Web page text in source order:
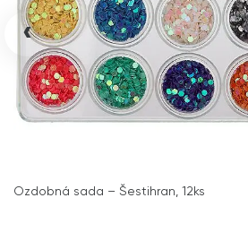
Ozdobná sada – Šestihran, 12ks
‹